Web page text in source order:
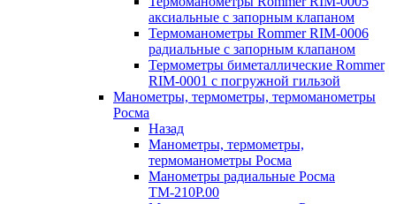
аксиальные с запорным клапаном
Термоманометры Rommer RIM-0006
радиальные с запорным клапаном
Термометры биметаллические Rommer
RIM-0001 с погружной гильзой
Манометры, термометры, термоманометры
Росма
Назад
Манометры, термометры,
термоманометры Росма
Манометры радиальные Росма
ТМ-210P.00